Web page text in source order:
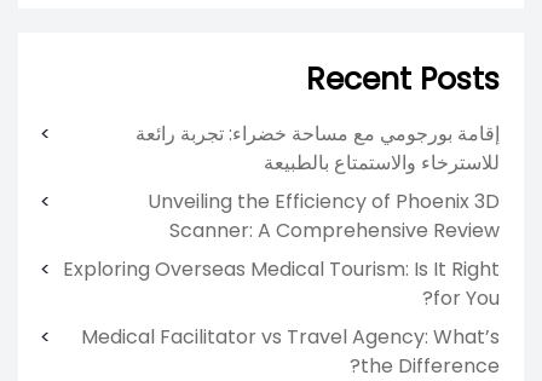
Recent Posts
إقامة بورجومي مع مساحة خضراء: تجربة رائعة
للاسترخاء والاستمتاع بالطبيعة
Unveiling the Efficiency of Phoenix 3D
Scanner: A Comprehensive Review
Exploring Overseas Medical Tourism: Is It Right
for You?
Medical Facilitator vs Travel Agency: What’s
the Difference?